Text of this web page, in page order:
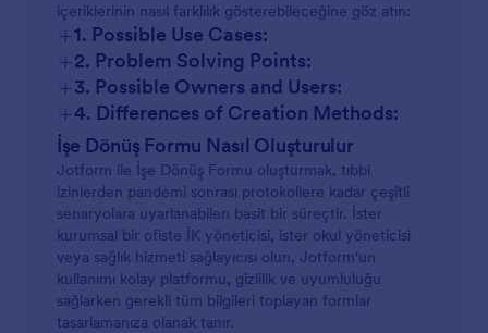
içeriklerinin nasıl farklılık gösterebileceğine göz atın:
+1. Possible Use Cases:
+2. Problem Solving Points:
+3. Possible Owners and Users:
+4. Differences of Creation Methods:
İşe Dönüş Formu Nasıl Oluşturulur
Jotform ile İşe Dönüş Formu oluşturmak, tıbbi
izinlerden pandemi sonrası protokollere kadar çeşitli
senaryolara uyarlanabilen basit bir süreçtir. İster
kurumsal bir ofiste İK yöneticisi, ister okul yöneticisi
veya sağlık hizmeti sağlayıcısı olun, Jotform'un
kullanımı kolay platformu, gizlilik ve uyumluluğu
sağlarken gerekli tüm bilgileri toplayan formlar
tasarlamanıza olanak tanır.